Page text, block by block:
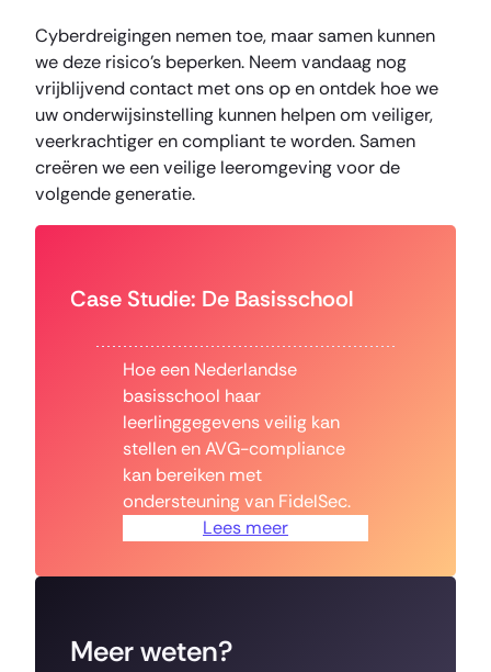
Cyberdreigingen nemen toe, maar samen kunnen
we deze risico’s beperken. Neem vandaag nog
vrijblijvend contact met ons op en ontdek hoe we
uw onderwijsinstelling kunnen helpen om veiliger,
veerkrachtiger en compliant te worden. Samen
creëren we een veilige leeromgeving voor de
volgende generatie.
Case Studie: De Basisschool
Hoe een Nederlandse
basisschool haar
leerlinggegevens veilig kan
stellen en AVG-compliance
kan bereiken met
ondersteuning van FidelSec.
Lees meer
Meer weten?